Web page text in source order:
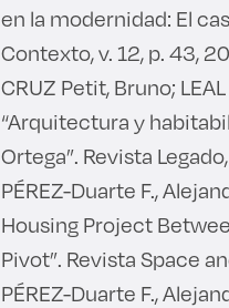
en la modernidad: El
Contexto, v. 12, p. 43,
CRUZ Petit, Bruno;
“Arquitectura y
Ortega”. Revista
PÉREZ-Duarte F.,
Housing Project
Pivot”. Revista Space
PÉREZ-Duarte F.,